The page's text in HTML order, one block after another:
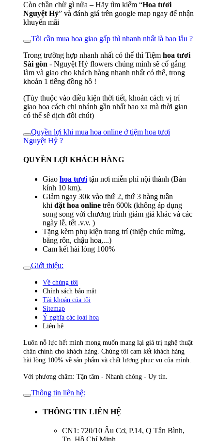
Còn chần chừ gì nửa – Hãy tìm kiếm “Hoa tươi
Nguyệt Hỷ” và đánh giá trên google map ngay để nhận
khuyến mãi
Tôi cần mua hoa giao gấp thì nhanh nhất là bao lâu ?
Trong trường hợp nhanh nhất có thể thì Tiệm hoa tươi
Sài gòn - Nguyệt Hỷ flowers chúng mình sẽ cố gắng
làm và giao cho khách hàng nhanh nhất có thể, trong
khoản 1 tiếng đồng hồ !
(Tùy thuộc vào điều kiện thời tiết, khoản cách vị trí
giao hoa cách chi nhánh gần nhất bao xa mà thời gian
có thể sê dịch đôi chút)
Quyền lợi khi mua hoa online ở tiệm hoa tươi
Nguyệt Hỷ ?
QUYỀN LỢI KHÁCH HÀNG
Giao hoa tươi tận nơi miễn phí nội thành (Bán
kính 10 km).
Giảm ngay 30k vào thứ 2, thứ 3 hàng tuần
khi đặt hoa online trên 600k (không áp dụng
song song với chương trình giảm giá khác và các
ngày lễ, tết .v.v. )
Tặng kèm phụ kiện trang trí (thiệp chúc mừng,
băng rôn, chậu hoa,...)
Cam kết hài lòng 100%
Giới thiệu:
Về chúng tôi
Chính sách bảo mật
Tài khoản của tôi
Sitemap
Ý nghĩa các loài hoa
Liên hệ
Luôn nỗ lực hết mình mong muốn mang lại giá trị nghệ thuật
chân chính cho khách hàng. Chúng tôi cam kết khách hàng
hài lòng 100% về sản phẩm và chất lượng phục vụ của mình.
Với phương châm: Tận tâm - Nhanh chóng - Uy tín.
Thông tin liên hệ:
THÔNG TIN LIÊN HỆ
CN1: 720/10 Âu Cơ, P.14, Q Tân Bình,